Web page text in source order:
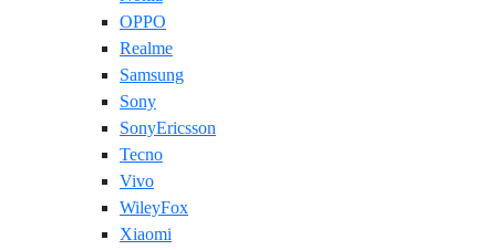
OPPO
Realme
Samsung
Sony
SonyEricsson
Tecno
Vivo
WileyFox
Xiaomi